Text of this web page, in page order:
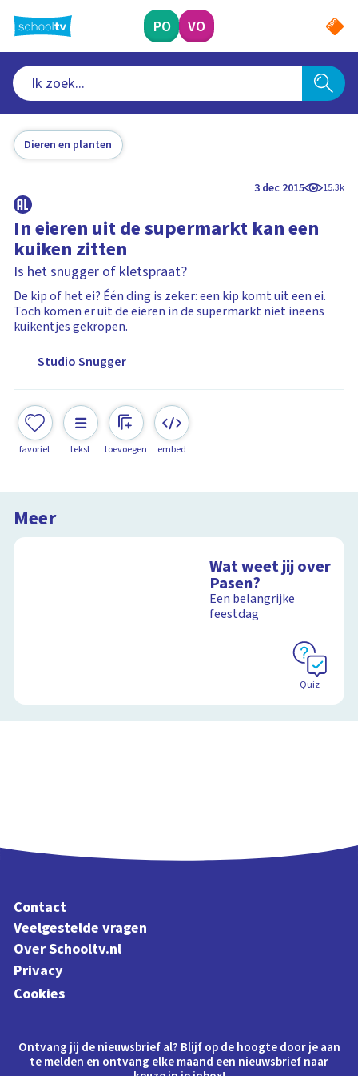
naar
hoofdinhoud
PO VO
Dieren en planten
3 dec 2015 15.3k
In eieren uit de supermarkt kan een
kuiken zitten
Is het snugger of kletspraat?
De kip of het ei? Één ding is zeker: een kip komt uit een ei.
Toch komen er uit de eieren in de supermarkt niet ineens
kuikentjes gekropen.
Studio Snugger
favoriet tekst toevoegen embed
Meer
Wat weet jij over
Pasen?
Een belangrijke
feestdag
Quiz
Contact
Veelgestelde vragen
Over Schooltv.nl
Privacy
Cookies
Ontvang jij de nieuwsbrief al? Blijf op de hoogte door je aan
te melden en ontvang elke maand een nieuwsbrief naar